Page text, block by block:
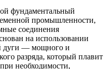
фундаментальный
промышленности,
соединения
на использовании
дуги — мощного и
разряда, который плавит
необходимости,